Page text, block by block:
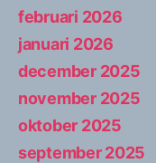
februari 2026
januari 2026
december 2025
november 2025
oktober 2025
september 2025